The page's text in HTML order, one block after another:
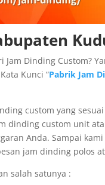
Dinding Custom?
Kunci “Pabrik Jam
custom yang
dinding custom unit
Anda. Sampai
jam dinding polos
salah satunya :